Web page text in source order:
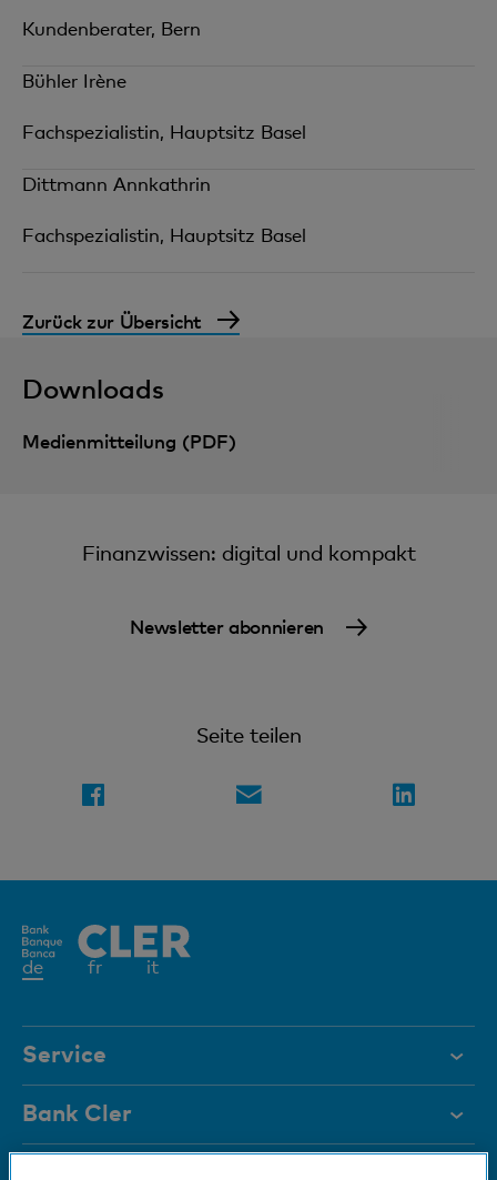
Kundenberater, Bern
Bühler Irène
Fachspezialistin, Hauptsitz Basel
Dittmann Annkathrin
Fachspezialistin, Hauptsitz Basel
Zurück zur Übersicht
Downloads
Medienmitteilung (PDF)
Finanzwissen: digital und kompakt
Newsletter abonnieren
Seite teilen
deAktives
fr it
Service
Hilfe & Kontakt
Dokumente
Bank Cler
Über uns